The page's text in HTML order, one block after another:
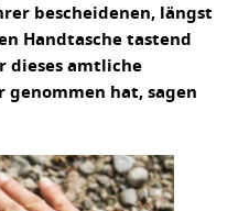
bescheidenen, längst
Handtasche tastend
dieses amtliche
genommen hat, sagen